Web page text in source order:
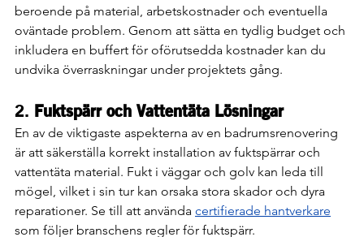
beroende på material, arbetskostnader och eventuella
oväntade problem. Genom att sätta en tydlig budget och
inkludera en buffert för oförutsedda kostnader kan du
undvika överraskningar under projektets gång.
2. Fuktspärr och Vattentäta Lösningar
En av de viktigaste aspekterna av en badrumsrenovering
är att säkerställa korrekt installation av fuktspärrar och
vattentäta material. Fukt i väggar och golv kan leda till
mögel, vilket i sin tur kan orsaka stora skador och dyra
reparationer. Se till att använda certifierade hantverkare
som följer branschens regler för fuktspärr.